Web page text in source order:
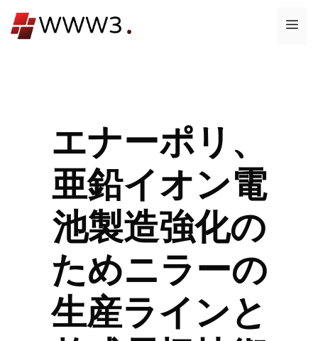
ン
メ
エナーポリ、
亜鉛イオン電
池製造強化の
ためニラーの
生産ラインと